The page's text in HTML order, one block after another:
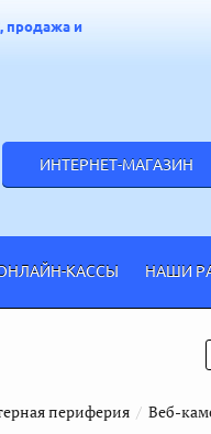
продажа и
ИНТЕРНЕТ-МАГАЗИН
КАССЫ НАШИ
периферия
  /
Веб-